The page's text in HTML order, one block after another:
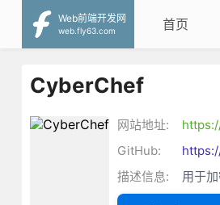
Web前端开发网
web.fly63.com
首页
CyberChef
网站地址:
GitHub:
描述信息:
用于